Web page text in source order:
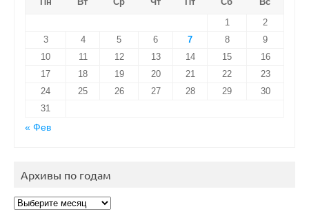
1
2
3
4 5 6 7 8
9
10
11 12 13 14 15
16
17
18 19 20 21 22
23
24
25 26 27 28 29
30
31
« Фев
Архивы по годам
Архивы